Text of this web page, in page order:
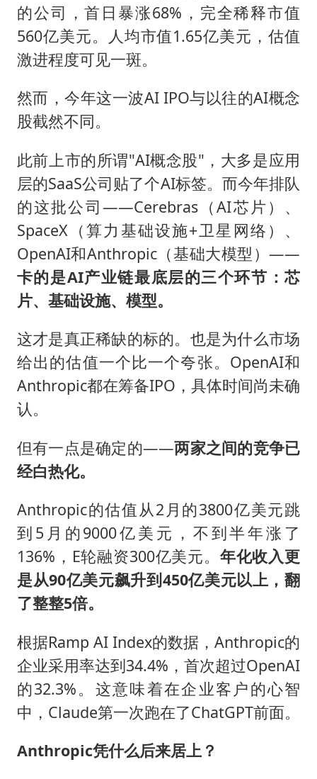
的公司，首日暴涨68%，完全稀释市值
560亿美元。人均市值1.65亿美元，估值
激进程度可见一斑。
然而，今年这一波AI IPO与以往的AI概念
股截然不同。
此前上市的所谓"AI概念股"，大多是应用
层的SaaS公司贴了个AI标签。而今年排队
的这批公司——Cerebras（AI芯片）、
SpaceX（算力基础设施+卫星网络）、
OpenAI和Anthropic（基础大模型）——
卡的是AI产业链最底层的三个环节：芯
片、基础设施、模型。
这才是真正稀缺的标的。也是为什么市场
给出的估值一个比一个夸张。OpenAI和
Anthropic都在筹备IPO，具体时间尚未确
认。
但有一点是确定的——两家之间的竞争已
经白热化。
Anthropic的估值从2月的3800亿美元跳
到5月的9000亿美元，不到半年涨了
136%，E轮融资300亿美元。 年化收入更
是从90亿美元飙升到450亿美元以上，翻
了整整5倍。
根据Ramp AI Index的数据，Anthropic的
企业采用率达到34.4%，首次超过OpenAI
的32.3%。这意味着在企业客户的心智
中，Claude第一次跑在了ChatGPT前面。
Anthropic凭什么后来居上？